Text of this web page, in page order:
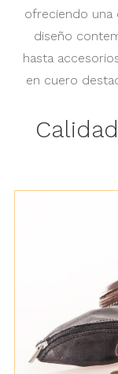
ofreciendo
diseño
hasta
en cuero